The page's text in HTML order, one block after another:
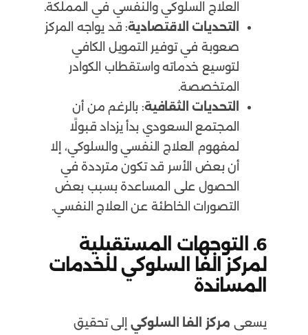
العلاج السلوكي والنفسي في المملكة.
التحديات الاقتصادية: قد يواجه المركز
صعوبة في توفير التمويل الكافي
لتوسيع خدماته واستقطاب الكوادر
المتخصصة.
التحديات الثقافية: بالرغم من أن
المجتمع السعودي بدأ يزداد قبولًا
لمفهوم العلاج النفسي والسلوكي، إلا
أن بعض الأسر قد تكون مترددة في
الحصول على المساعدة بسبب بعض
التصورات الخاطئة عن العلاج النفسي.
6.
التوجهات المستقبلية
لمركز الفا السلوكي للخدمات
المساندة
يسعى مركز الفا السلوكي إلى تحقيق